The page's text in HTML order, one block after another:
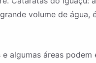
volume de
algumas áreas